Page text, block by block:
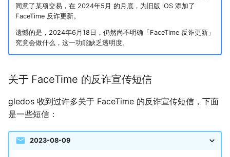
同意了某项交易，在 2024年5月 的月底，为旧版 iOS 添加了
FaceTime 反诈更新。
遗憾的是，2024年6月18日，仍然尚不明确「FaceTime 反诈更新」
究竟会做什么，这一功能缺乏透明度。
关于 FaceTime 的反诈宣传短信
gledos 收到过许多关于 FaceTime 的反诈宣传短信，下面
是一些短信：
2023-08-09